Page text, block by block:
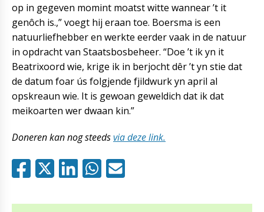
op in gegeven momint moatst witte wannear ’t it
genôch is.,” voegt hij eraan toe. Boersma is een
natuurliefhebber en werkte eerder vaak in de natuur
in opdracht van Staatsbosbeheer. “Doe ’t ik yn it
Beatrixoord wie, krige ik in berjocht dêr ’t yn stie dat
de datum foar ús folgjende fjildwurk yn april al
opskreaun wie. It is gewoan geweldich dat ik dat
meikoarten wer dwaan kin.”
Doneren kan nog steedsvia deze link.